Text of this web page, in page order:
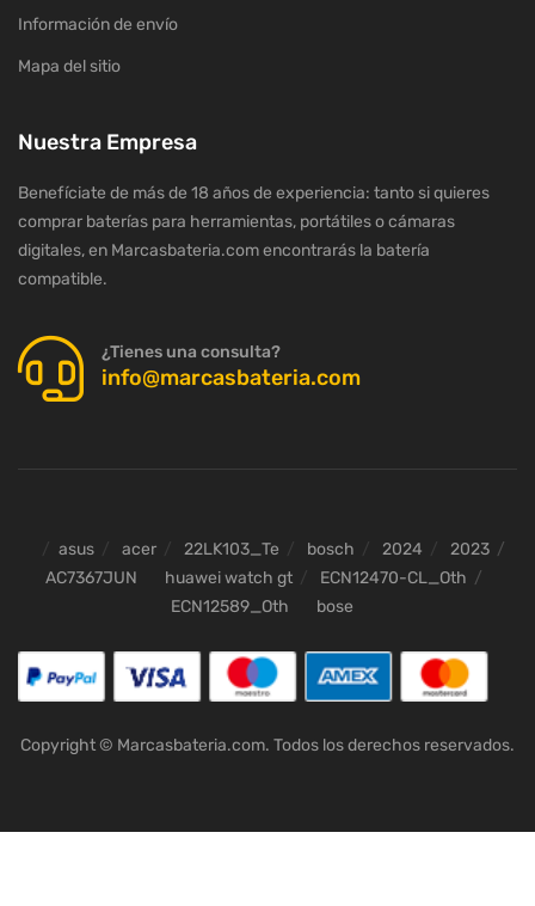
Información de envío
Mapa del sitio
Nuestra Empresa
Benefíciate de más de 18 años de experiencia: tanto si quieres
comprar baterías para herramientas, portátiles o cámaras
digitales, en Marcasbateria.com encontrarás la batería
compatible.
¿Tienes una consulta?
info@marcasbateria.com
asus acer 22LK103_Te bosch 2024
2023
AC7367JUN
huawei watch gt
ECN12470-CL_Oth
ECN12589_Oth
bose
Copyright © Marcasbateria.com. Todos los derechos reservados.